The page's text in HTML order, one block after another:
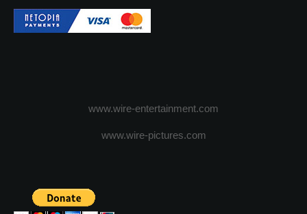
www.wire-entertainment.com
www.wire-pictures.com